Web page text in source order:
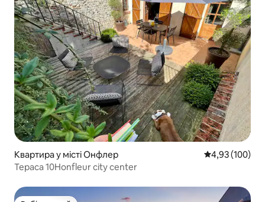
Квартира у місті Онфлер Середня
4,93 (100)
Тераса 10Honfleur city center